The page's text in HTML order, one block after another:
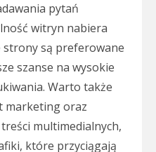
pytań
witryn nabiera
strony są preferowane
szanse na wysokie
Warto także
marketing oraz
multimedialnych,
które przyciągają